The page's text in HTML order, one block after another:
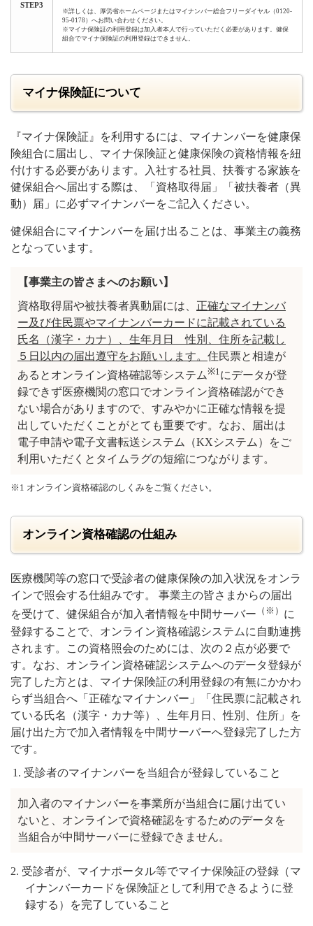
STEP3
※詳しくは、厚労省ホームページまたはマイナンバー総合フリーダイヤル（0120-
95-0178）へお問い合わせください。
※マイナ保険証の利用登録は加入者本人で行っていただく必要があります。健保
組合でマイナ保険証の利用登録はできません。
マイナ保険証について
『マイナ保険証』を利用するには、マイナンバーを健康保
険組合に届出し、マイナ保険証と健康保険の資格情報を紐
付けする必要があります。入社する社員、扶養する家族を
健保組合へ届出する際は、「資格取得届」「被扶養者（異
動）届」に必ずマイナンバーをご記入ください。
健保組合にマイナンバーを届け出ることは、事業主の義務
となっています。
【事業主の皆さまへのお願い】
資格取得届や被扶養者異動届には、 正確なマイナンバ
ー及び住民票やマイナンバーカードに記載されている
氏名（漢字・カナ）、生年月日 性別、住所を記載し
５日以内の届出遵守をお願いします。 住民票と相違が
あるとオンライン資格確認等システム※1にデータが登
録できず医療機関の窓口でオンライン資格確認ができ
ない場合がありますので、すみやかに正確な情報を提
出していただくことがとても重要です。なお、届出は
電子申請や電子文書転送システム（KXシステム）をご
利用いただくとタイムラグの短縮につながります。
※1 オンライン資格確認のしくみをご覧ください。
オンライン資格確認の仕組み
医療機関等の窓口で受診者の健康保険の加入状況をオンラ
インで照会する仕組みです。 事業主の皆さまからの届出
を受けて、健保組合が加入者情報を中間サーバー （※） に
登録することで、オンライン資格確認システムに自動連携
されます。この資格照会のためには、次の２点が必要で
す。なお、オンライン資格確認システムへのデータ登録が
完了した方とは、マイナ保険証の利用登録の有無にかかわ
らず当組合へ「正確なマイナンバー」「住民票に記載され
ている氏名（漢字・カナ等）、生年月日、性別、住所」を
届け出た方で加入者情報を中間サーバーへ登録完了した方
です。
1. 受診者のマイナンバーを当組合が登録していること
加入者のマイナンバーを事業所が当組合に届け出てい
ないと、オンラインで資格確認をするためのデータを
当組合が中間サーバーに登録できません。
2. 受診者が、マイナポータル等でマイナ保険証の登録（マ
イナンバーカードを保険証として利用できるように登
録する）を完了していること